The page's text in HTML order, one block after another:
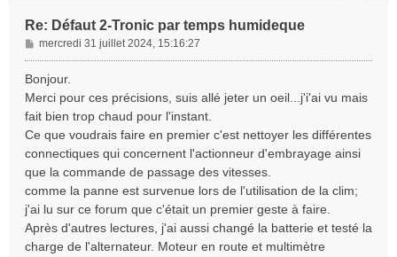
Re: Défaut 2-Tronic par temps humideque
M
e
s
g
e
mercredi 31 juillet 2024, 15:16:27
Bonjour.
Merci pour ces précisions, suis allé jeter un oeil...j'i'ai vu mais
fait bien trop chaud pour l'instant.
Ce que voudrais faire en premier c'est nettoyer les différentes
connectiques qui concernent l'actionneur d'embrayage ainsi
que la commande de passage des vitesses.
comme la panne est survenue lors de l'utilisation de la clim;
j'ai lu sur ce forum que c'était un premier geste à faire.
Après d'autres lectures, j'ai aussi changé la batterie et testé la
charge de l'alternateur. Moteur en route et multimètre